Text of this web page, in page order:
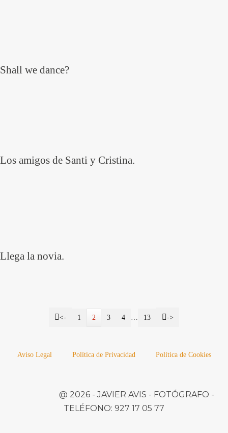
Shall we dance?
Los amigos de Santi y Cristina.
Llega la novia.
<- 1 2 3 4 … 13 ->
Aviso Legal Política de Privacidad Política de Cookies
@ 2026 -JAVIER AVIS - FOTÓGRAFO -
TELÉFONO: 927 17 05 77